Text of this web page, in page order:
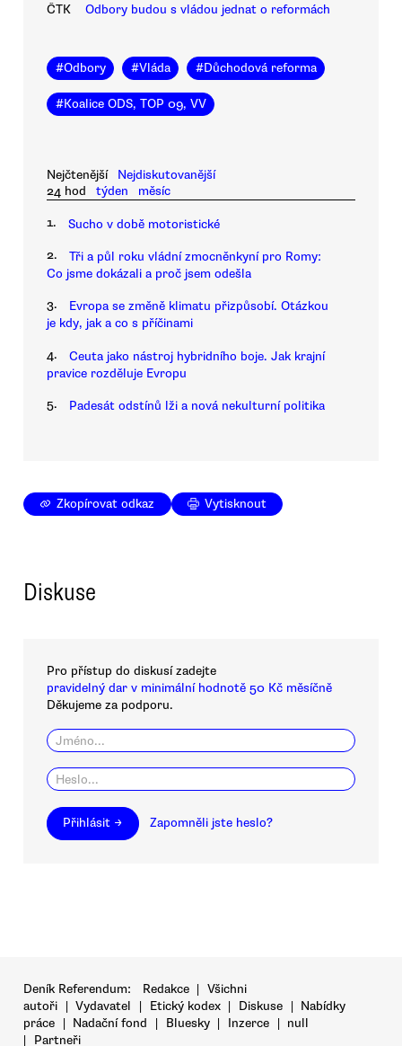
ČTK Odbory budou s vládou jednat o reformách
#Odbory #Vláda #Důchodová reforma
#Koalice ODS, TOP 09, VV
Nejčtenější
Nejdiskutovanější
24 hod
týden měsíc
1. Sucho v době motoristické
2.
Tři a půl roku vládní zmocněnkyní pro Romy:
Co jsme dokázali a proč jsem odešla
3.
Evropa se změně klimatu přizpůsobí. Otázkou
je kdy, jak a co s příčinami
4.
Ceuta jako nástroj hybridního boje. Jak krajní
pravice rozděluje Evropu
5. Padesát odstínů lži a nová nekulturní politika
Zkopírovat odkaz Vytisknout
Diskuse
Pro přístup do diskusí zadejte
pravidelný dar v minimální hodnotě 50 Kč měsíčně
Děkujeme za podporu.
Přihlásit → Zapomněli jste heslo?
Deník Referendum: Redakce | Všichni
autoři | Vydavatel | Etický kodex | Diskuse | Nabídky
práce | Nadační fond | Bluesky | Inzerce | null
|
Partneři